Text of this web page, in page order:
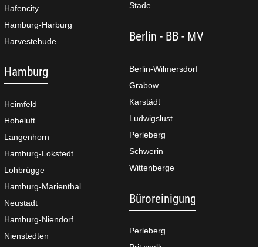
Hafencity
Hamburg-Harburg
Harvestehude
Hamburg
Heimfeld
Hoheluft
Langenhorn
Hamburg-Lokstedt
Lohbrügge
Hamburg-Marienthal
Neustadt
Hamburg-Niendorf
Nienstedten
Stade
Berlin - BB - MV
Berlin-Wilmersdorf
Grabow
Karstädt
Ludwigslust
Perleberg
Schwerin
Wittenberge
Büroreinigung
Perleberg